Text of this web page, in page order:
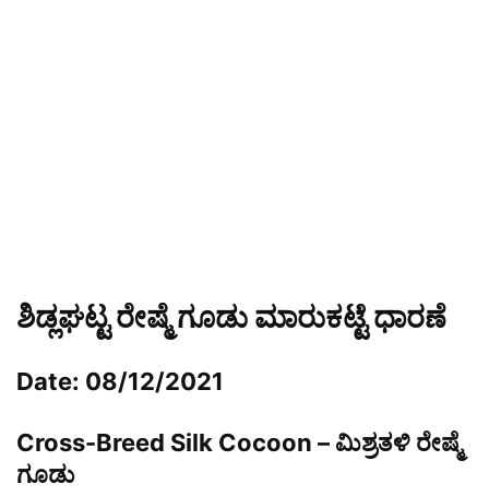
ಶಿಡ್ಲಘಟ್ಟ ರೇಷ್ಮೆ ಗೂಡು ಮಾರುಕಟ್ಟೆ ಧಾರಣೆ
Date: 08/12/2021
Cross-Breed Silk Cocoon – ಮಿಶ್ರತಳಿ ರೇಷ್ಮೆ
ಗೂಡು